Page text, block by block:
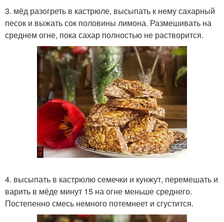
3. мёд разогреть в кастрюле, высыпать к нему сахарный
песок и выжать сок половины лимона. Размешивать на
среднем огне, пока сахар полностью не растворится.
4. высыпать в кастрюлю семечки и кунжут, перемешать и
варить в мёде минут 15 на огне меньше среднего.
Постепенно смесь немного потемнеет и сгустится.